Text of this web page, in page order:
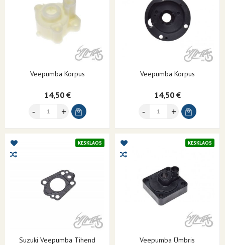
Veepumba Korpus
14,50 €
Veepumba Korpus
14,50 €
KESKLAOS
Suzuki Veepumba Tihend
KESKLAOS
Veepumba Ümbris